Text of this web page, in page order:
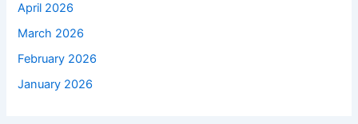
April 2026
March 2026
February 2026
January 2026